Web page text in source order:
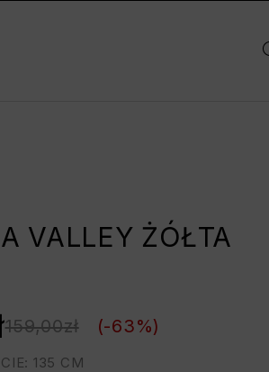
VALLEY ŻÓŁTA
135 CM
159,00zł (-63%)